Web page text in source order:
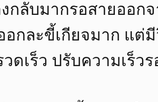
กลับมากรอสายออก
อกละขี้เกียจมาก แต่
วดเร็ว ปรับความเร็ว